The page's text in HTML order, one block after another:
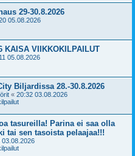
29-30.8.2026
05.08.2026
KAISA VIIKKOKILPAILUT
05.08.2026
Biljardissa 28.-30.8.2026
« 20:32 03.08.2026
tasureilla! Parina ei saa olla
tai sen tasoista pelaajaa!!!
03.08.2026